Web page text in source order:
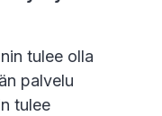
tulee olla
palvelu
tulee